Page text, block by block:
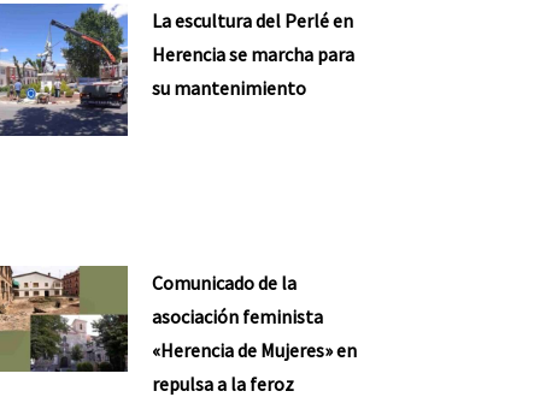
La escultura del Perlé en
Herencia se marcha para
su mantenimiento
Comunicado de la
asociación feminista
«Herencia de Mujeres» en
repulsa a la feroz